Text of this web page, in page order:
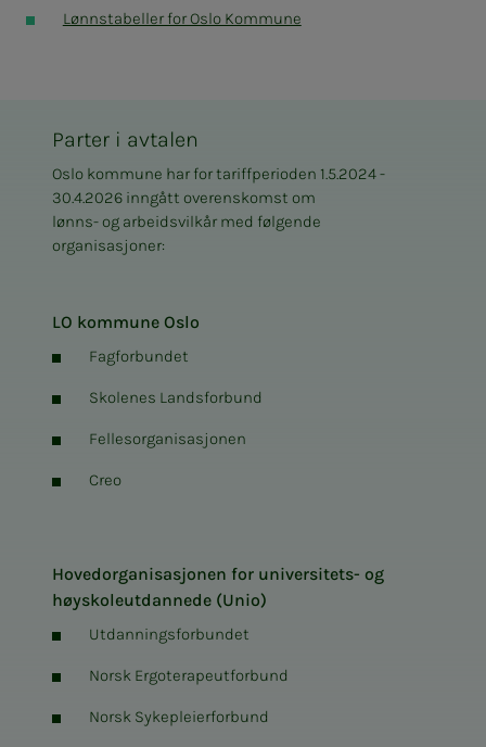
Lønnstabeller for Oslo Kommune
Parter i avtalen
Oslo kommune har for tariffperioden 1.5.2024 -
30.4.2026 inngått overenskomst om
lønns- og arbeidsvilkår med følgende
organisasjoner:
LO kommune Oslo
Fagforbundet
Skolenes Landsforbund
Fellesorganisasjonen
Creo
Hovedorganisasjonen for universitets- og
høyskoleutdannede (Unio)
Utdanningsforbundet
Norsk Ergoterapeutforbund
Norsk Sykepleierforbund